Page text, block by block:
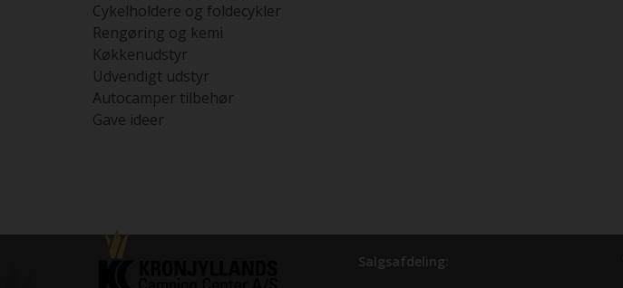
Cykelholdere og foldecykler
Rengøring og kemi
Køkkenudstyr
Udvendigt udstyr
Autocamper tilbehør
Gave ideer
Salgsafdeling: